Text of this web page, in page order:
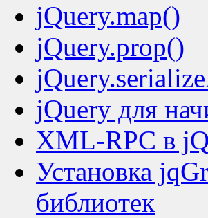
jQuery.map()
jQuery.prop()
jQuery для
XML-RPC в
Установка
библиотек